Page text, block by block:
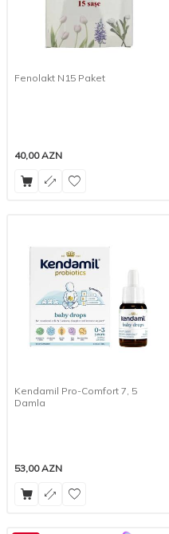
Fenolakt N15 Paket
40,00AZN
Kendamil Pro-Comfort 7, 5
Damla
53,00AZN